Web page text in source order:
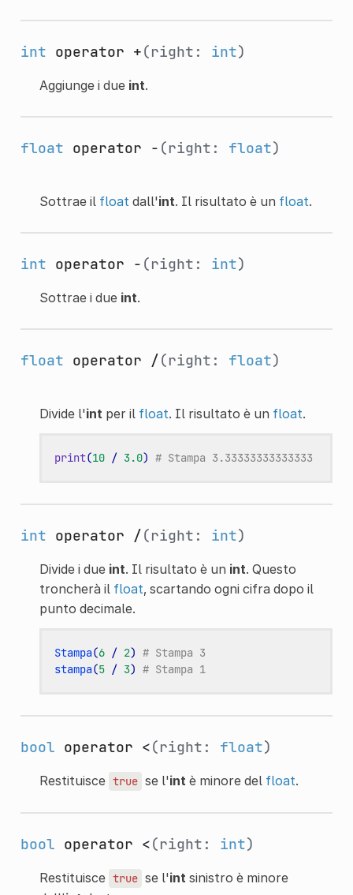
int operator +(right: int)
Aggiunge i due int.
float operator - (right: float)
Sottrae il floatdall'int. Il risultato è un float.
int operator - (right: int)
Sottrae i due int.
float operator /(right: float)
Divide l'intper il float. Il risultato è un float.
print(10 / 3.0) # Stampa 3.33333333333333
int operator /(right: int)
Divide i due int. Il risultato è un int. Questo
troncherà il float, scartando ogni cifra dopo il
punto decimale.
Stampa(6 / 2) # Stampa 3
stampa(5 / 3) # Stampa 1
bool operator <(right: float)
Restituisce true se l'intè minore del float.
bool operator <(right: int)
Restituisce true se l'intsinistro è minore